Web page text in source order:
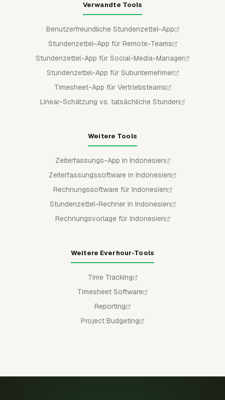
Verwandte Tools
Benutzerfreundliche Stundenzettel-App
Stundenzettel-App für Remote-Teams
Stundenzettel-App für Social-Media-Manager
Stundenzettel-App für Subunternehmer
Timesheet-App für Vertriebsteams
Linear-Schätzung vs. tatsächliche Stunden
Weitere Tools
Zeiterfassungs-App in Indonesien
Zeiterfassungssoftware in Indonesien
Rechnungssoftware für Indonesien
Stundenzettel-Rechner in Indonesien
Rechnungsvorlage für Indonesien
Weitere Everhour-Tools
Time Tracking
Timesheet Software
Reporting
Project Budgeting